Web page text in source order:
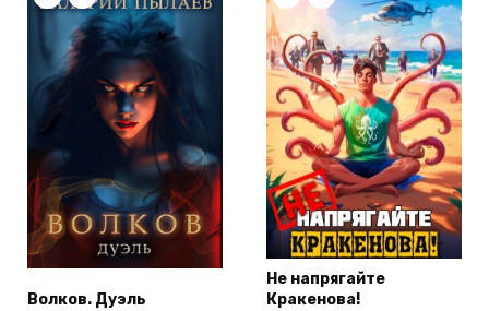
Волков. Дуэль
Не напрягайте
Кракенова!